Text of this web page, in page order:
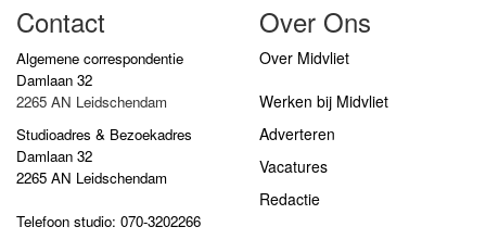
Contact
Algemene correspondentie
Damlaan 32
2265 AN Leidschendam
Studioadres & Bezoekadres
Damlaan 32
2265 AN Leidschendam
Telefoon studio: 070-3202266
Over Ons
Over Midvliet
Werken bij Midvliet
Adverteren
Vacatures
Redactie